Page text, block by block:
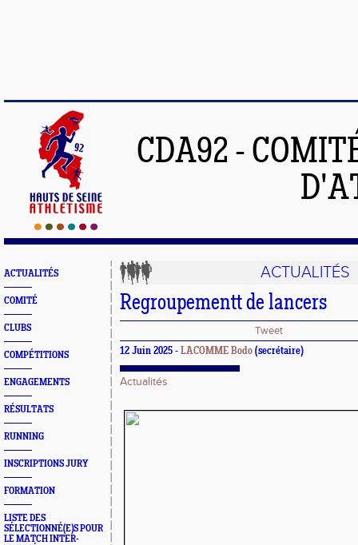
CDA92 -
ACTUALITÉS
COMITÉ
CLUBS
COMPÉTITIONS
ENGAGEMENTS
RÉSULTATS
RUNNING
INSCRIPTIONS JURY
FORMATION
LISTE DES
SÉLECTIONNÉ(E)S POUR
LE MATCH INTER-
ACTUALITÉS
Regroupementt de lancers
Tweet
12 Juin 2025 - LACOMME Bodo (secrétaire)
Actualités